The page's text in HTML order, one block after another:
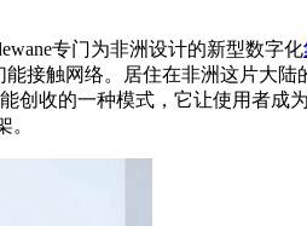
专门为非洲设计的新型数字化
接触网络。居住在非洲这片大陆
创收的一种模式，它让使用者成
。